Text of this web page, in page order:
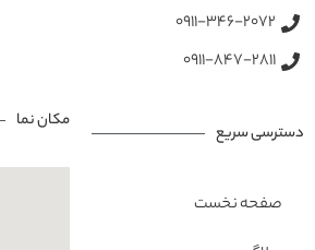
0911-346-2072
0911-847-2811
دسترسی سریع
صفحه نخست
مکان نما